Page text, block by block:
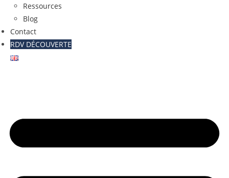
Ressources
Blog
Contact
RDV DÉCOUVERTE